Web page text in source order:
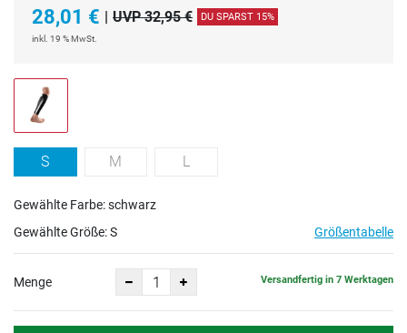
28,01 € | UVP 32,95 € DU SPARST 15%
inkl. 19 % MwSt.
S M L
Gewählte Farbe: schwarz
Gewählte Größe:S Größentabelle
Menge Versandfertig in 7 Werktagen